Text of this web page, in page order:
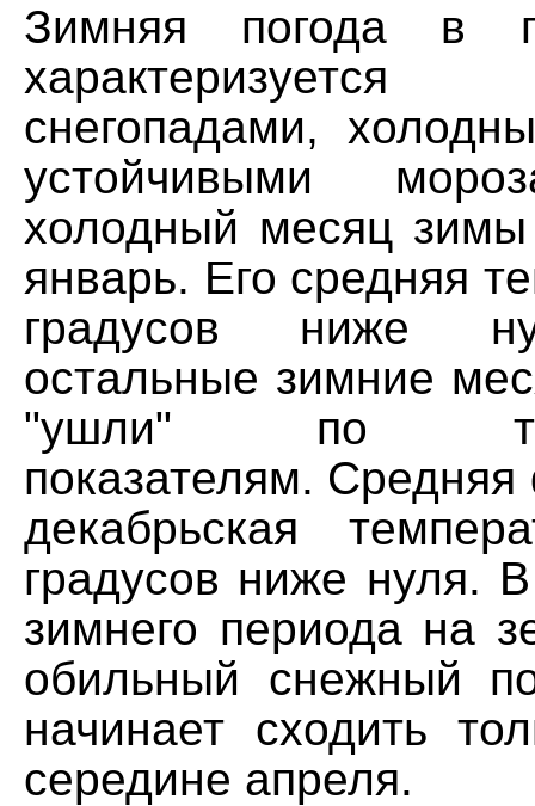
Зимняя погода в
снегопадами,
устойчивыми
холодный месяц зимы
январь. Его средняя
градусов ниже
остальные зимние
"ушли" по
показателям.
декабрьская
градусов ниже нуля.
зимнего периода на
обильный снежный
начинает сходить
середине апреля.